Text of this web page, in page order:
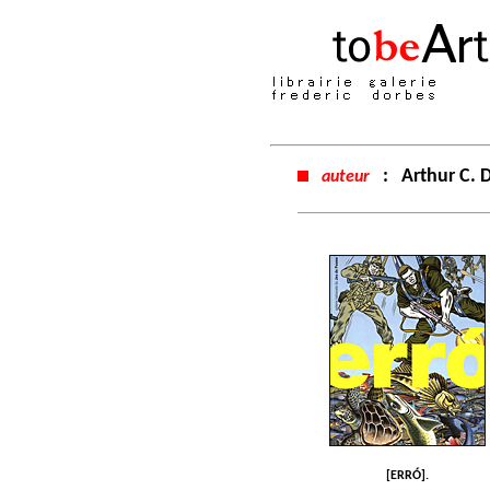
auteur : Arthur C.
[ERRÓ].